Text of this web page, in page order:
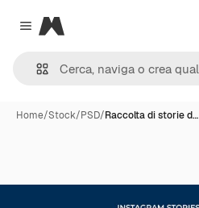
Close menu
Magnific
Home/Stock/PSD/Raccolta di storie d…